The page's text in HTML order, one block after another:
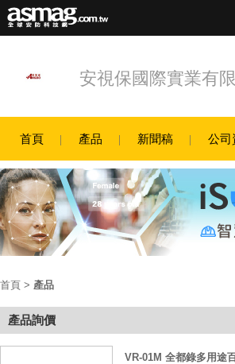
安視保國際實業有
首頁 產品 新聞稿 公司
首頁 > 產品
產品詢價
VR-01M 全都錄多用途